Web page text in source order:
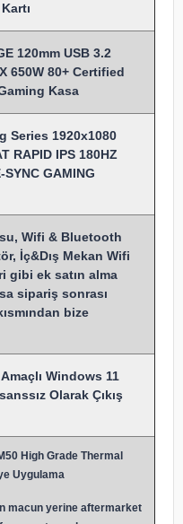
120mm USB 3.2
650W 80+ Certified
Kasa
Series 1920x1080
RAPID IPS 180HZ
SYNC GAMING
Wifi & Bluetooth
İç&Dış Mekan Wifi
gibi ek satın alma
sipariş sonrası
bize
Windows 11
Olarak Çıkış
High Grade Thermal
Uygulama
macun yerine aftermarket